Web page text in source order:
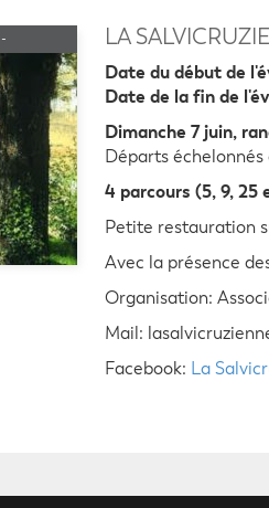
LA
Date du début de
Date de la fin de
Dimanche 7 juin,
Départs
4 parcours (5, 9, 25
Petite restauration
Avec la présence
Organisation:
Mail:
Facebook: La